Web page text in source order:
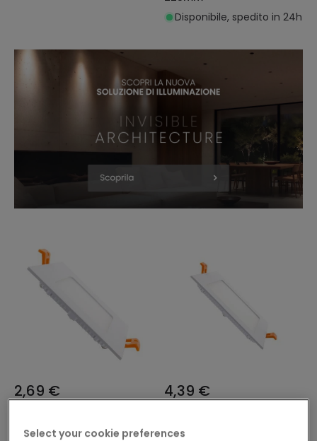
Disponibile, spedito in 24h
2,69 €
ESSENTIAL
4,39 €
Select your cookie preferences